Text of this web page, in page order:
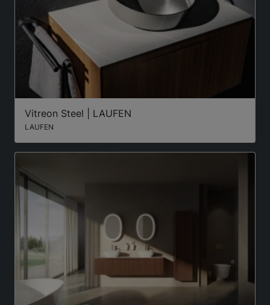
Vitreon Steel | LAUFEN
LAUFEN